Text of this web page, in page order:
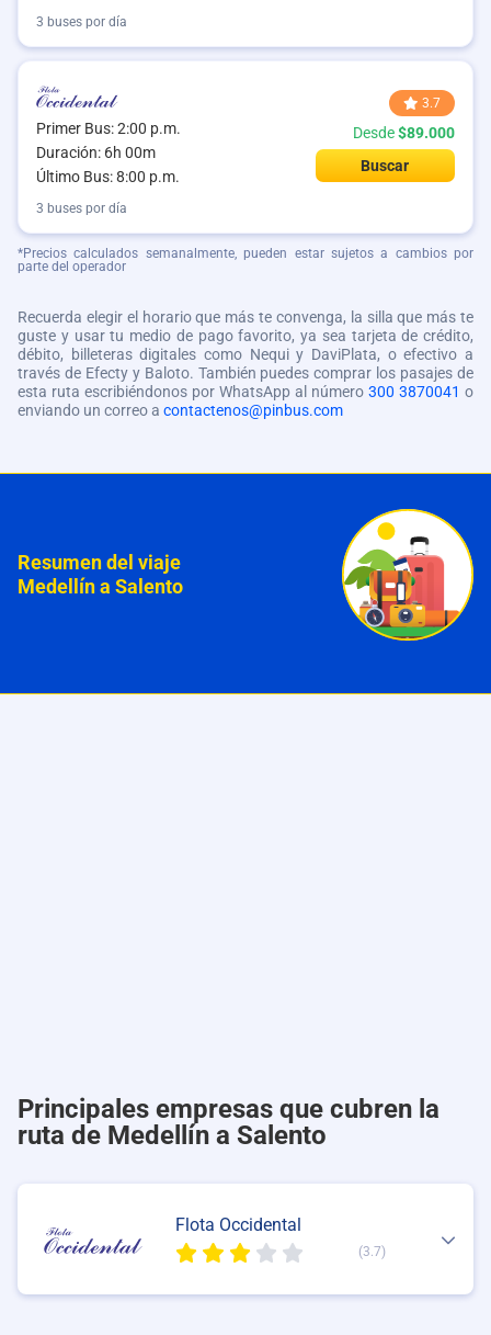
3 buses por día
Primer Bus: 2:00 p.m.
Duración: 6h 00m
Último Bus: 8:00 p.m.
3.7
Desde$89.000
Buscar
3 buses por día
*Precios calculados semanalmente, pueden estar sujetos a cambios por
parte del operador
Recuerda elegir el horario que más te convenga, la silla que más te
guste y usar tu medio de pago favorito, ya sea tarjeta de crédito,
débito, billeteras digitales como Nequi y DaviPlata, o efectivo a
través de Efecty y Baloto. También puedes comprar los pasajes de
esta ruta escribiéndonos por WhatsApp al número 300 3870041 o
enviando un correo a contactenos@pinbus.com
Resumen del viaje
Medellín a Salento
Principales empresas que cubren la
ruta de Medellín a Salento
Flota Occidental
(3.7)